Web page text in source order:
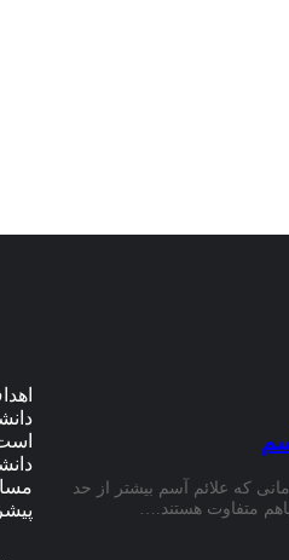
که علائم آسم بیشتر از حد
متفاوت هستند.…